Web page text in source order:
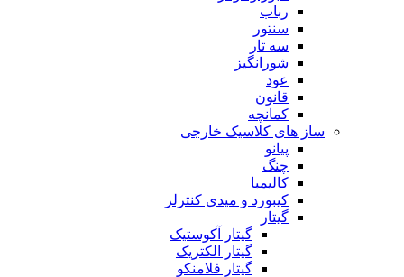
رباب
سنتور
سه تار
شورانگیز
عود
قانون
کمانچه
ساز های کلاسیک خارجی
پیانو
چنگ
کالیمبا
کیبورد و میدی کنترلر
گیتار
گیتار آکوستیک
گیتار الکتریک
گیتار فلامنکو